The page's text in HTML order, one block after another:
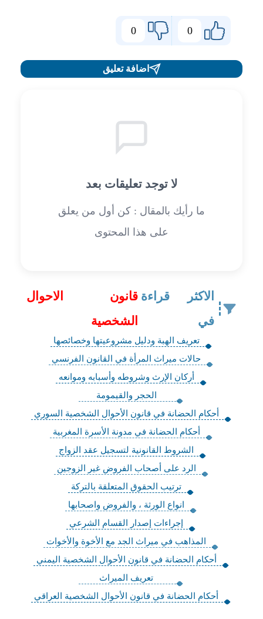
0
0
اضافة تعليق
لا توجد تعليقات بعد
ما رأيك بالمقال : كن أول من يعلق
على هذا المحتوى
الاكثر قراءة
في
قانون الاحوال
الشخصية
تعريف الهبة ودليل مشروعيتها وخصائصها
حالات ميراث المرأة في القانون الفرنسي
أركان الإرث وشروطه وأسبابه وموانعه
‏الحجر والقيمومة
أحكام الحضانة في قانون الأحوال الشخصية السوري
أحكام الحضانة في مدونة الأسرة المغربية
الشروط القانونية لتسجيل عقد الزواج
الرد على أصحاب الفروض غير الزوجين
ترتيب الحقوق المتعلقة بالتركة
انواع الورثة ، والفروض واصحابها
إجراءات إصدار القسام الشرعي
المذاهب في ميراث الجد مع الأخوة والأخوات
أحكام الحضانة في قانون الأحوال الشخصية اليمني
تعريف الميراث
أحكام الحضانة في قانون الأحوال الشخصية العراقي